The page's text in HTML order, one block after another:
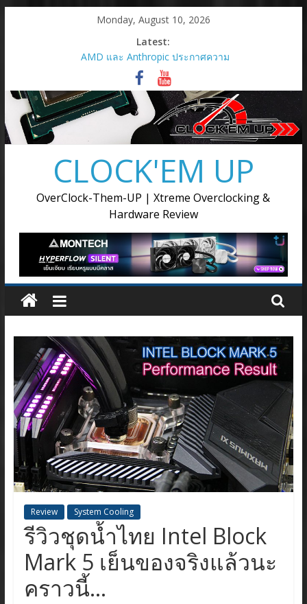
Monday, August 10, 2026
Latest:
AMD และ Anthropic ประกาศความ
ร่วมมือเชิงกลยุทธ์เพื่อเปิดใช้กราฟิก
การ์ด AMD Instinct MI450 Series
สูงสุด 2 กิกะวัตต์
AMD เปิดตัวกราฟิกการ์ด Radeon RX
9050
เมื่อการ์ดจอไม่ได้มีหน้าที่แค่เรนเดอร์
ภาพ แต่ต้องขับเคลื่อนทุกขั้นตอนของ
การสร้างสรรค์
AMD เปิดตัวโซลูชันการประมวลผล
แบบครบวงจรสำหรับยุค Agentic AI ณ
งาน Advancing AI 2026
Supermicro แต่งตั้ง Ascenti เป็น
ตัวแทนจำหน่ายอย่างเป็นทางการ
พร้อมลุยตลาด AI Infrastructure ขุม
พลังประมวลผล AI ตั้งแต่ระดับเริ่มต้น
CLOCK'EM UP
OverClock-Them-UP | Xtreme Overclocking &
Hardware Review
Review System Cooling
รีวิวชุดน้ำไทย Intel Block
Mark 5 เย็นของจริงแล้วนะ
คราวนี้…